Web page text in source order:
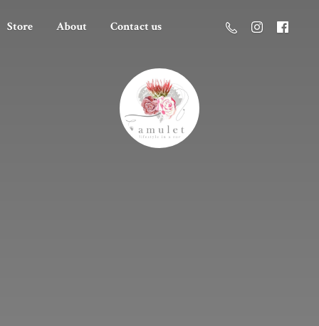
Store About Contact us